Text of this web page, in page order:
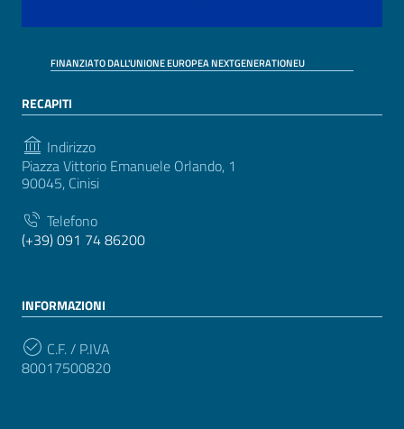
FINANZIATO DALL'UNIONE EUROPEA NEXTGENERATIONEU
RECAPITI
Indirizzo
Piazza Vittorio Emanuele Orlando, 1
90045, Cinisi
Telefono
(+39) 091 74 86200
INFORMAZIONI
C.F. / P.IVA
80017500820